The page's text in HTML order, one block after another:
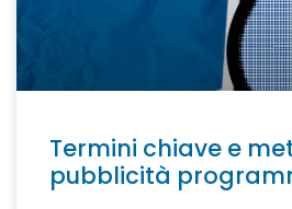
Termini chiave e
pubblicità